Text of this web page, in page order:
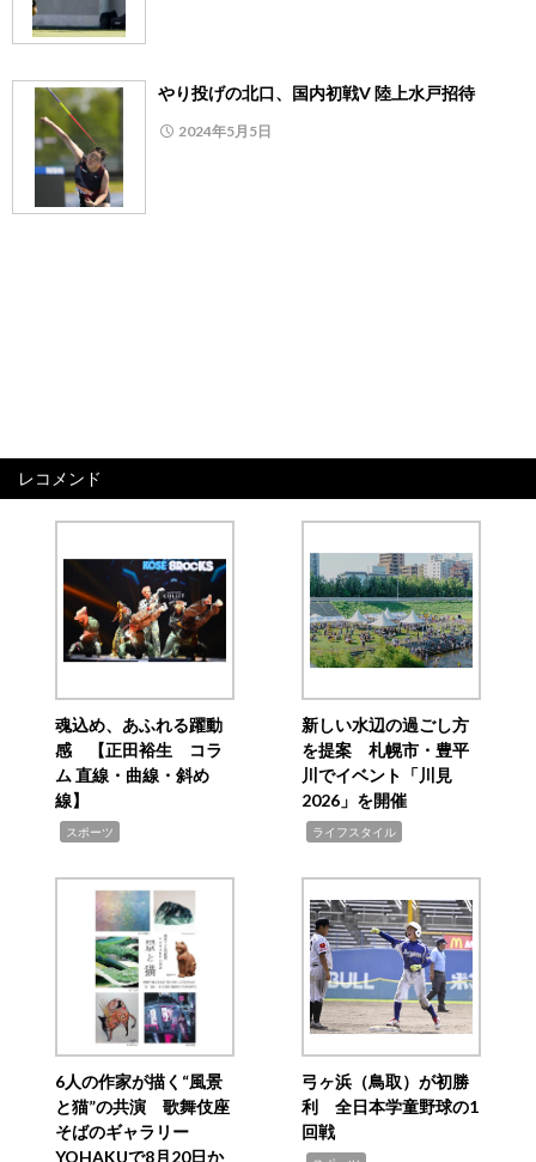
やり投げの北口、国内初戦V 陸上水戸招待
2024年5月5日
レコメンド
魂込め、あふれる躍動
感 【正田裕生 コラ
ム 直線・曲線・斜め
線】
スポーツ
新しい水辺の過ごし方
を提案 札幌市・豊平
川でイベント「川見
2026」を開催
ライフスタイル
6人の作家が描く“風景
と猫”の共演 歌舞伎座
そばのギャラリー
YOHAKUで8月20日か
弓ヶ浜（鳥取）が初勝
利 全日本学童野球の1
回戦